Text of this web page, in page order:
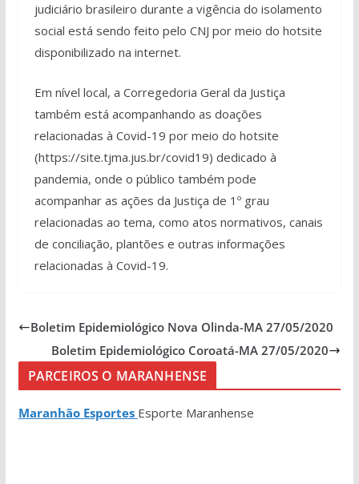
judiciário brasileiro durante a vigência do isolamento
social está sendo feito pelo CNJ por meio do hotsite
disponibilizado na internet.
Em nível local, a Corregedoria Geral da Justiça
também está acompanhando as doações
relacionadas à Covid-19 por meio do hotsite
(https://site.tjma.jus.br/covid19) dedicado à
pandemia, onde o público também pode
acompanhar as ações da Justiça de 1º grau
relacionadas ao tema, como atos normativos, canais
de conciliação, plantões e outras informações
relacionadas à Covid-19.
Boletim Epidemiológico Nova Olinda-MA 27/05/2020
Boletim Epidemiológico Coroatá-MA 27/05/2020
PARCEIROS O MARANHENSE
Maranhão Esportes Esporte Maranhense